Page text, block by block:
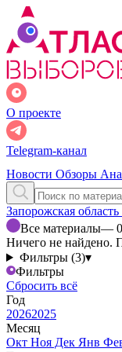
О проекте
Telegram-канал
Новости Обзоры
Запорожская область
Все материалы— 0
Ничего не найдено.
Фильтры (3)▾
Фильтры
Сбросить всё
Год
20262025
Месяц
Окт Ноя Дек Янв